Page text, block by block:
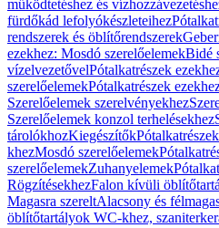
működtetéshez és
fürdőkád lefolyókészleteihez
rendszerek és öblítőrendszerek
ezekhez: Mosdó szerelőelemekBidé
vízelvezetővelPótalkatrészek
szerelőelemekPótalkatrészek
Szerelőelemek szerelvényekhez
Szerelőelemek konzol terhelésekhez
tárolókhozKiegészítők
khezMosdó szerelőelemek
szerelőelemekZuhanyelemek
RögzítésekhezFalon kívüli
Magasra szereltAlacsony és
öblítőtartályok WC-khez,